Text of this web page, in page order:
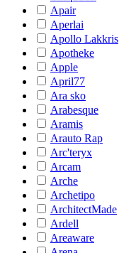
Apair
Aperlai
Apollo Lakkris
Apotheke
Apple
April77
Ara sko
Arabesque
Aramis
Arauto Rap
Arc'teryx
Arcam
Arche
Archetipo
ArchitectMade
Ardell
Areaware